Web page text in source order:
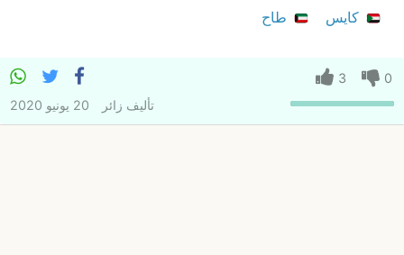
كايس
طاح
0
3
تأليف زائر 20 يونيو 2020